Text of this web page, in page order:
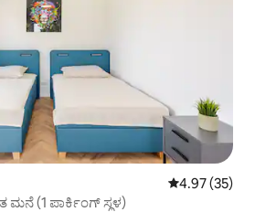
5 ರಲ್ಲಿ 4.97
4.97 (35)
ಮನೆ (1 ಪಾರ್ಕಿಂಗ್ ಸ್ಥಳ)